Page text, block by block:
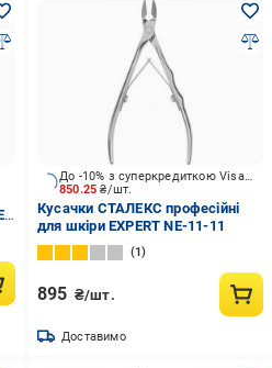
850.25₴/шт.
До -10% з суперкредиткою Visa Вигода
Кусачки СТАЛЕКС професійні
для шкіри EXPERT NE-11-11
1
895 ₴/шт.
Доставимо